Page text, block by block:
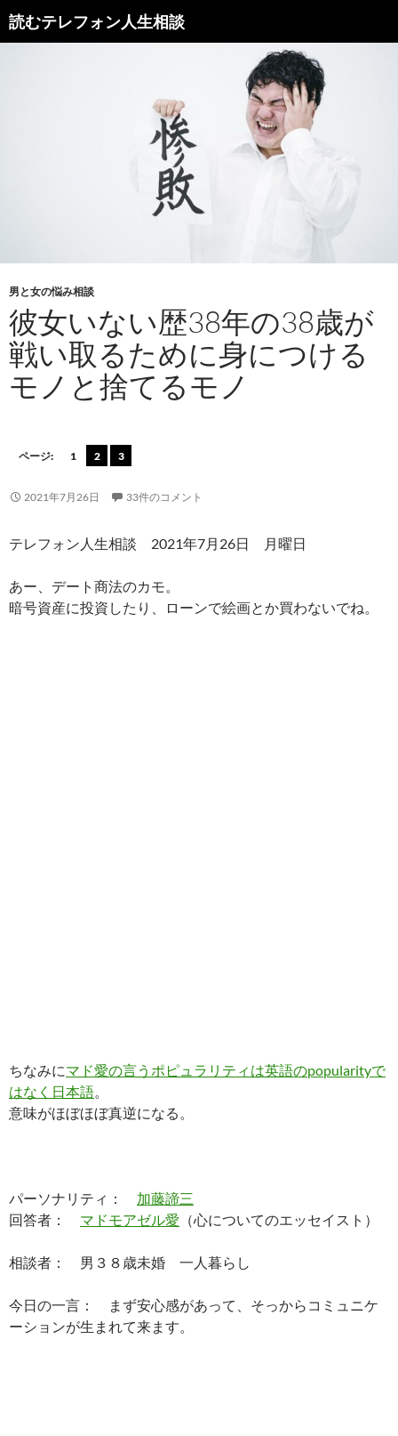
読むテレフォン人生相談
男と女の悩み相談
彼女いない歴38年の38歳が
戦い取るために身につける
モノと捨てるモノ
ページ: 1 2 3
2021年7月26日 33件のコメント
テレフォン人生相談 2021年7月26日 月曜日
あー、デート商法のカモ。
暗号資産に投資したり、ローンで絵画とか買わないでね。
ちなみにマド愛の言うポピュラリティは英語のpopularityで
はなく日本語。
意味がほぼほぼ真逆になる。
パーソナリティ： 加藤諦三
回答者： マドモアゼル愛 （心についてのエッセイスト）
相談者： 男３８歳未婚 一人暮らし
今日の一言： まず安心感があって、そっからコミュニケ
ーションが生まれて来ます。